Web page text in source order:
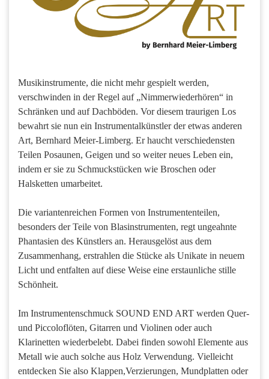
Musikinstrumente, die nicht mehr gespielt werden,
verschwinden in der Regel auf „Nimmerwiederhören“ in
Schränken und auf Dachböden. Vor diesem traurigen Los
bewahrt sie nun ein Instrumentalkünstler der etwas anderen
Art, Bernhard Meier-Limberg. Er haucht verschiedensten
Teilen Posaunen, Geigen und so weiter neues Leben ein,
indem er sie zu Schmuckstücken wie Broschen oder
Halsketten umarbeitet.
Die variantenreichen Formen von Instrumententeilen,
besonders der Teile von Blasinstrumenten, regt ungeahnte
Phantasien des Künstlers an. Herausgelöst aus dem
Zusammenhang, erstrahlen die Stücke als Unikate in neuem
Licht und entfalten auf diese Weise eine erstaunliche stille
Schönheit.
Im Instrumentenschmuck SOUND END ART werden Quer-
und Piccoloflöten, Gitarren und Violinen oder auch
Klarinetten wiederbelebt. Dabei finden sowohl Elemente aus
Metall wie auch solche aus Holz Verwendung. Vielleicht
entdecken Sie also Klappen,Verzierungen, Mundplatten oder